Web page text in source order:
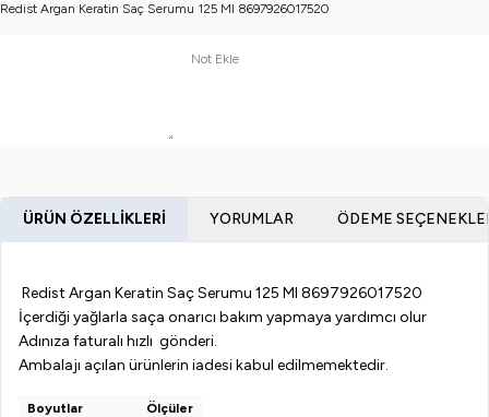
Redist Argan Keratin Saç Serumu 125 Ml 8697926017520
Not Ekle
ÜRÜN ÖZELLIKLERI YORUMLAR ÖDEME
Redist Argan Keratin Saç Serumu 125 Ml 8697926017520
İçerdiği yağlarla saça onarıcı bakım yapmaya yardımcı olur
Adınıza faturalı hızlı gönderi.
Ambalajı açılan ürünlerin iadesi kabul edilmemektedir.
Boyutlar
Ölçüler